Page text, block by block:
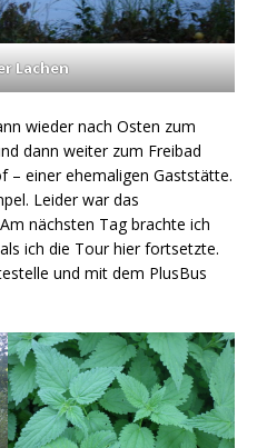
Lachen
wieder nach Osten zum
dann weiter zum Freibad
– einer ehemaligen Gaststätte.
Leider war das
nächsten Tag brachte ich
ich die Tour hier fortsetzte.
und mit dem PlusBus